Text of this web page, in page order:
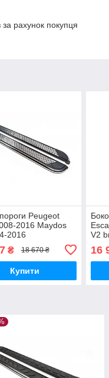
рахунок покупця
Peugeot
2016 Maydos
2016
₴ 18 670 ₴
Купити
V2
16